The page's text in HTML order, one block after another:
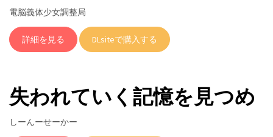
電脳義体少女調整局
詳細を見る DLsiteで購入する
失われていく記憶を見つめ
しーんーせーかー